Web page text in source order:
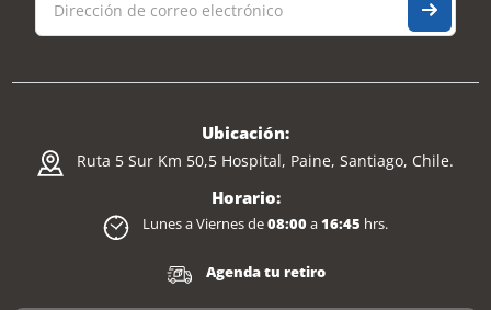
Ubicación:
Ruta 5 Sur Km 50,5 Hospital, Paine, Santiago, Chile.
Horario:
Lunes a Viernes de08:00a16:45 hrs.
Agenda tu retiro